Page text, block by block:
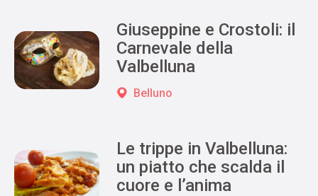
Giuseppine e Crostoli: il
Carnevale della
Valbelluna
Belluno
Le trippe in Valbelluna:
un piatto che scalda il
cuore e l’anima